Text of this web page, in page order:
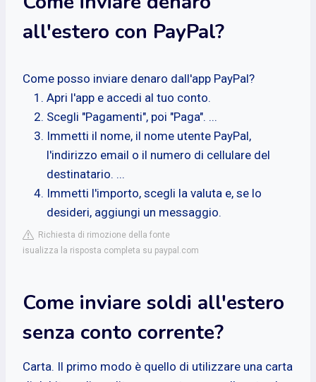
all'estero con PayPal?
Come posso inviare denaro dall'app PayPal?
Apri l'app e accedi al tuo conto.
Scegli "Pagamenti", poi "Paga". ...
Immetti il nome, il nome utente PayPal,
l'indirizzo email o il numero di cellulare del
destinatario. ...
Immetti l'importo, scegli la valuta e, se lo
desideri, aggiungi un messaggio.
Richiesta di rimozione della fonte
isualizza la risposta completa su paypal.com
Come inviare soldi all'estero
senza conto corrente?
Carta. Il primo modo è quello di utilizzare una carta